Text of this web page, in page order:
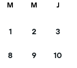
M M J
1 2 3
8 9 10